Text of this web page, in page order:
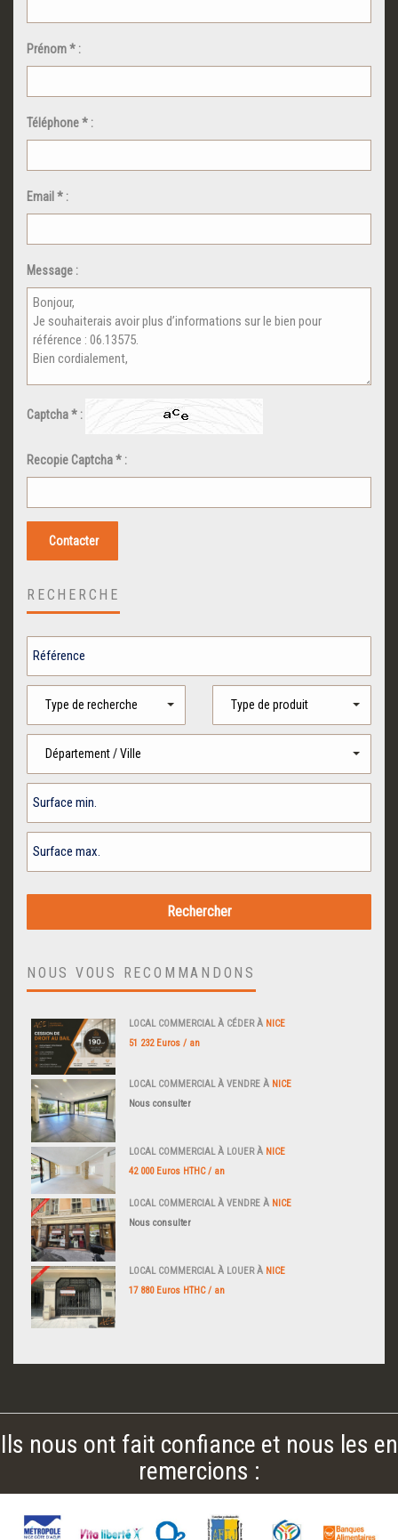
Prénom * :
Téléphone * :
Email * :
Message :
Captcha * :
Recopie Captcha * :
Contacter
RECHERCHE
Type de recherche Type de produit
Département / Ville
NOUS VOUS RECOMMANDONS
LOCAL COMMERCIAL À CÉDER À NICE
51 232 Euros / an
LOCAL COMMERCIAL À VENDRE À NICE
Nous consulter
LOCAL COMMERCIAL À LOUER À NICE
42 000 Euros HTHC / an
LOCAL COMMERCIAL À VENDRE À NICE
Nous consulter
LOCAL COMMERCIAL À LOUER À NICE
17 880 Euros HTHC / an
Ils nous ont fait confiance et nous les en
remercions :